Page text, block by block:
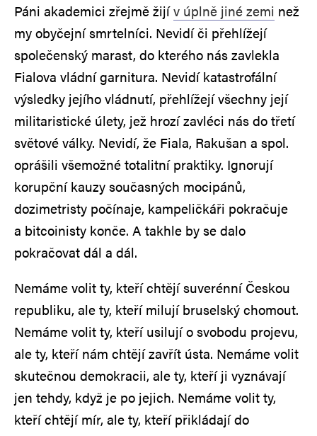
Páni akademici zřejmě žijív úplně jiné zemi než
my obyčejní smrtelníci. Nevidí či přehlížejí
společenský marast, do kterého nás zavlekla
Fialova vládní garnitura. Nevidí katastrofální
výsledky jejího vládnutí, přehlížejí všechny její
militaristické úlety, jež hrozí zavléci nás do třetí
světové války. Nevidí, že Fiala, Rakušan a spol.
oprášili všemožné totalitní praktiky. Ignorují
korupční kauzy současných mocipánů,
dozimetristy počínaje, kampeličkáři pokračuje
a bitcoinisty konče. A takhle by se dalo
pokračovat dál a dál.
Nemáme volit ty, kteří chtějí suverénní Českou
republiku, ale ty, kteří milují bruselský chomout.
Nemáme volit ty, kteří usilují o svobodu projevu,
ale ty, kteří nám chtějí zavřít ústa. Nemáme volit
skutečnou demokracii, ale ty, kteří ji vyznávají
jen tehdy, když je po jejich. Nemáme volit ty,
kteří chtějí mír, ale ty, kteří přikládají do